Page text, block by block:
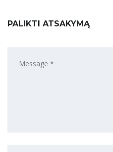
PALIKTI ATSAKYMĄ